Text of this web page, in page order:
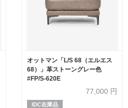
オットマン「L/S 68（エルエス
68）」革ストーングレー色
#FP/S-620E
77,000 円
IDC在庫品